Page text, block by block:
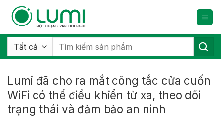
qua
dung
Tìm
Lumi đã cho ra mắt công tắc cửa cuốn
WiFi có thể điều khiển từ xa, theo dõi
trạng thái và đảm bảo an ninh